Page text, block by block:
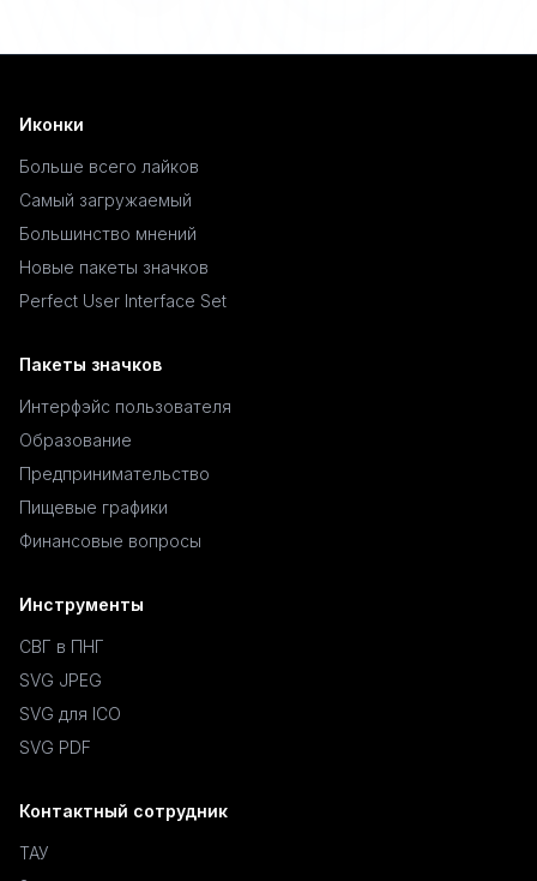
Иконки
Больше всего лайков
Самый загружаемый
Большинство мнений
Новые пакеты значков
Perfect User Interface Set
Пакеты значков
Интерфэйс пользователя
Образование
Предпринимательство
Пищевые графики
Финансовые вопросы
Инструменты
СВГ в ПНГ
SVG JPEG
SVG для ICO
SVG PDF
Контактный сотрудник
ТАУ